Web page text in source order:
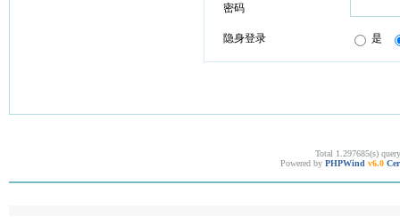
密码
隐身登录 是
Total 1.297685(s)
Powered by PHPWind v6.0